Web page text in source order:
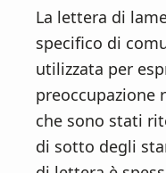
a
i
n
c
o
n
t
r
i
m
a
r
y
s
o
o
t
e
r
La lettera di
specifico di
utilizzata per
preoccupazione
che sono stati
di sotto degli